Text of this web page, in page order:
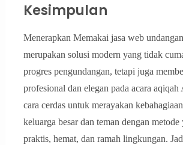
Kesimpulan
Menerapkan Memakai jasa web
merupakan solusi modern yang tidak
progres pengundangan, tetapi juga
profesional dan elegan pada acara
cara cerdas untuk merayakan
keluarga besar dan teman dengan metode
praktis, hemat, dan ramah lingkungan.